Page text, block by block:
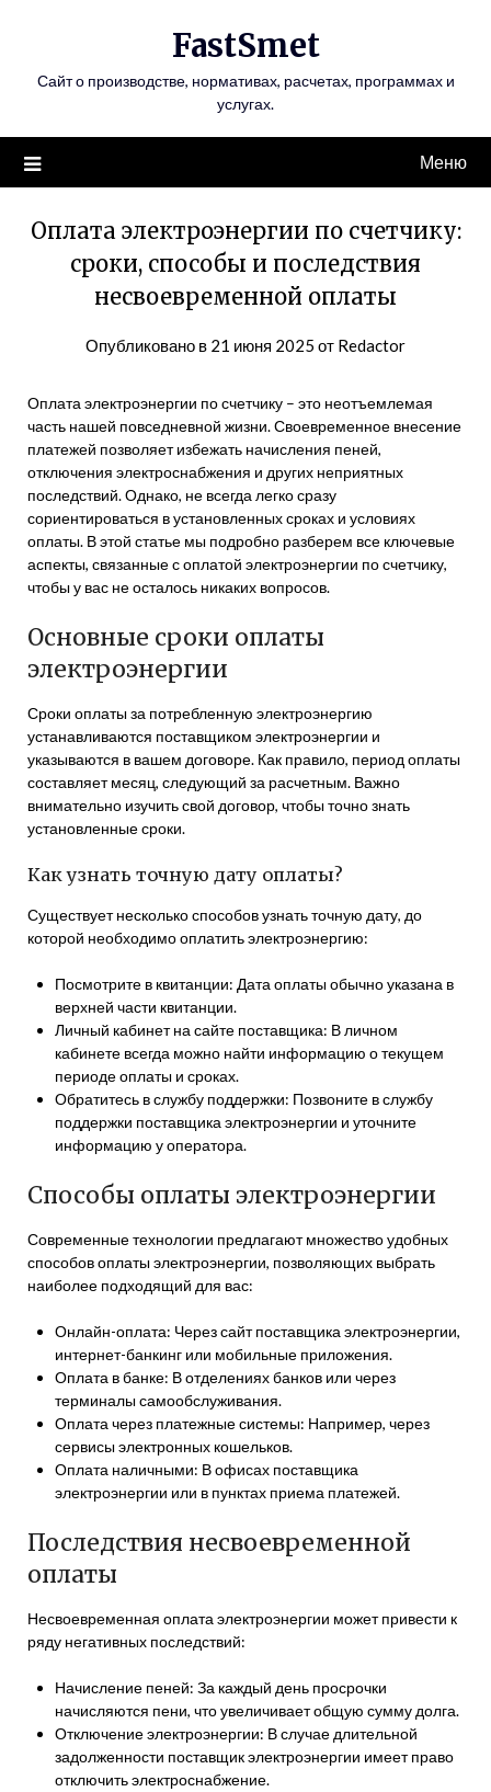
FastSmet
Сайт о производстве, нормативах, расчетах, программах и
услугах.
Меню
Оплата электроэнергии по счетчику:
сроки, способы и последствия
несвоевременной оплаты
Опубликовано в 21 июня 2025 от Redactor
Оплата электроэнергии по счетчику – это неотъемлемая
часть нашей повседневной жизни. Своевременное внесение
платежей позволяет избежать начисления пеней,
отключения электроснабжения и других неприятных
последствий. Однако, не всегда легко сразу
сориентироваться в установленных сроках и условиях
оплаты. В этой статье мы подробно разберем все ключевые
аспекты, связанные с оплатой электроэнергии по счетчику,
чтобы у вас не осталось никаких вопросов.
Основные сроки оплаты
электроэнергии
Сроки оплаты за потребленную электроэнергию
устанавливаются поставщиком электроэнергии и
указываются в вашем договоре. Как правило, период оплаты
составляет месяц, следующий за расчетным. Важно
внимательно изучить свой договор, чтобы точно знать
установленные сроки.
Как узнать точную дату оплаты?
Существует несколько способов узнать точную дату, до
которой необходимо оплатить электроэнергию:
Посмотрите в квитанции: Дата оплаты обычно указана в
верхней части квитанции.
Личный кабинет на сайте поставщика: В личном
кабинете всегда можно найти информацию о текущем
периоде оплаты и сроках.
Обратитесь в службу поддержки: Позвоните в службу
поддержки поставщика электроэнергии и уточните
информацию у оператора.
Способы оплаты электроэнергии
Современные технологии предлагают множество удобных
способов оплаты электроэнергии, позволяющих выбрать
наиболее подходящий для вас:
Онлайн-оплата: Через сайт поставщика электроэнергии,
интернет-банкинг или мобильные приложения.
Оплата в банке: В отделениях банков или через
терминалы самообслуживания.
Оплата через платежные системы: Например, через
сервисы электронных кошельков.
Оплата наличными: В офисах поставщика
электроэнергии или в пунктах приема платежей.
Последствия несвоевременной
оплаты
Несвоевременная оплата электроэнергии может привести к
ряду негативных последствий:
Начисление пеней: За каждый день просрочки
начисляются пени, что увеличивает общую сумму долга.
Отключение электроэнергии: В случае длительной
задолженности поставщик электроэнергии имеет право
отключить электроснабжение.